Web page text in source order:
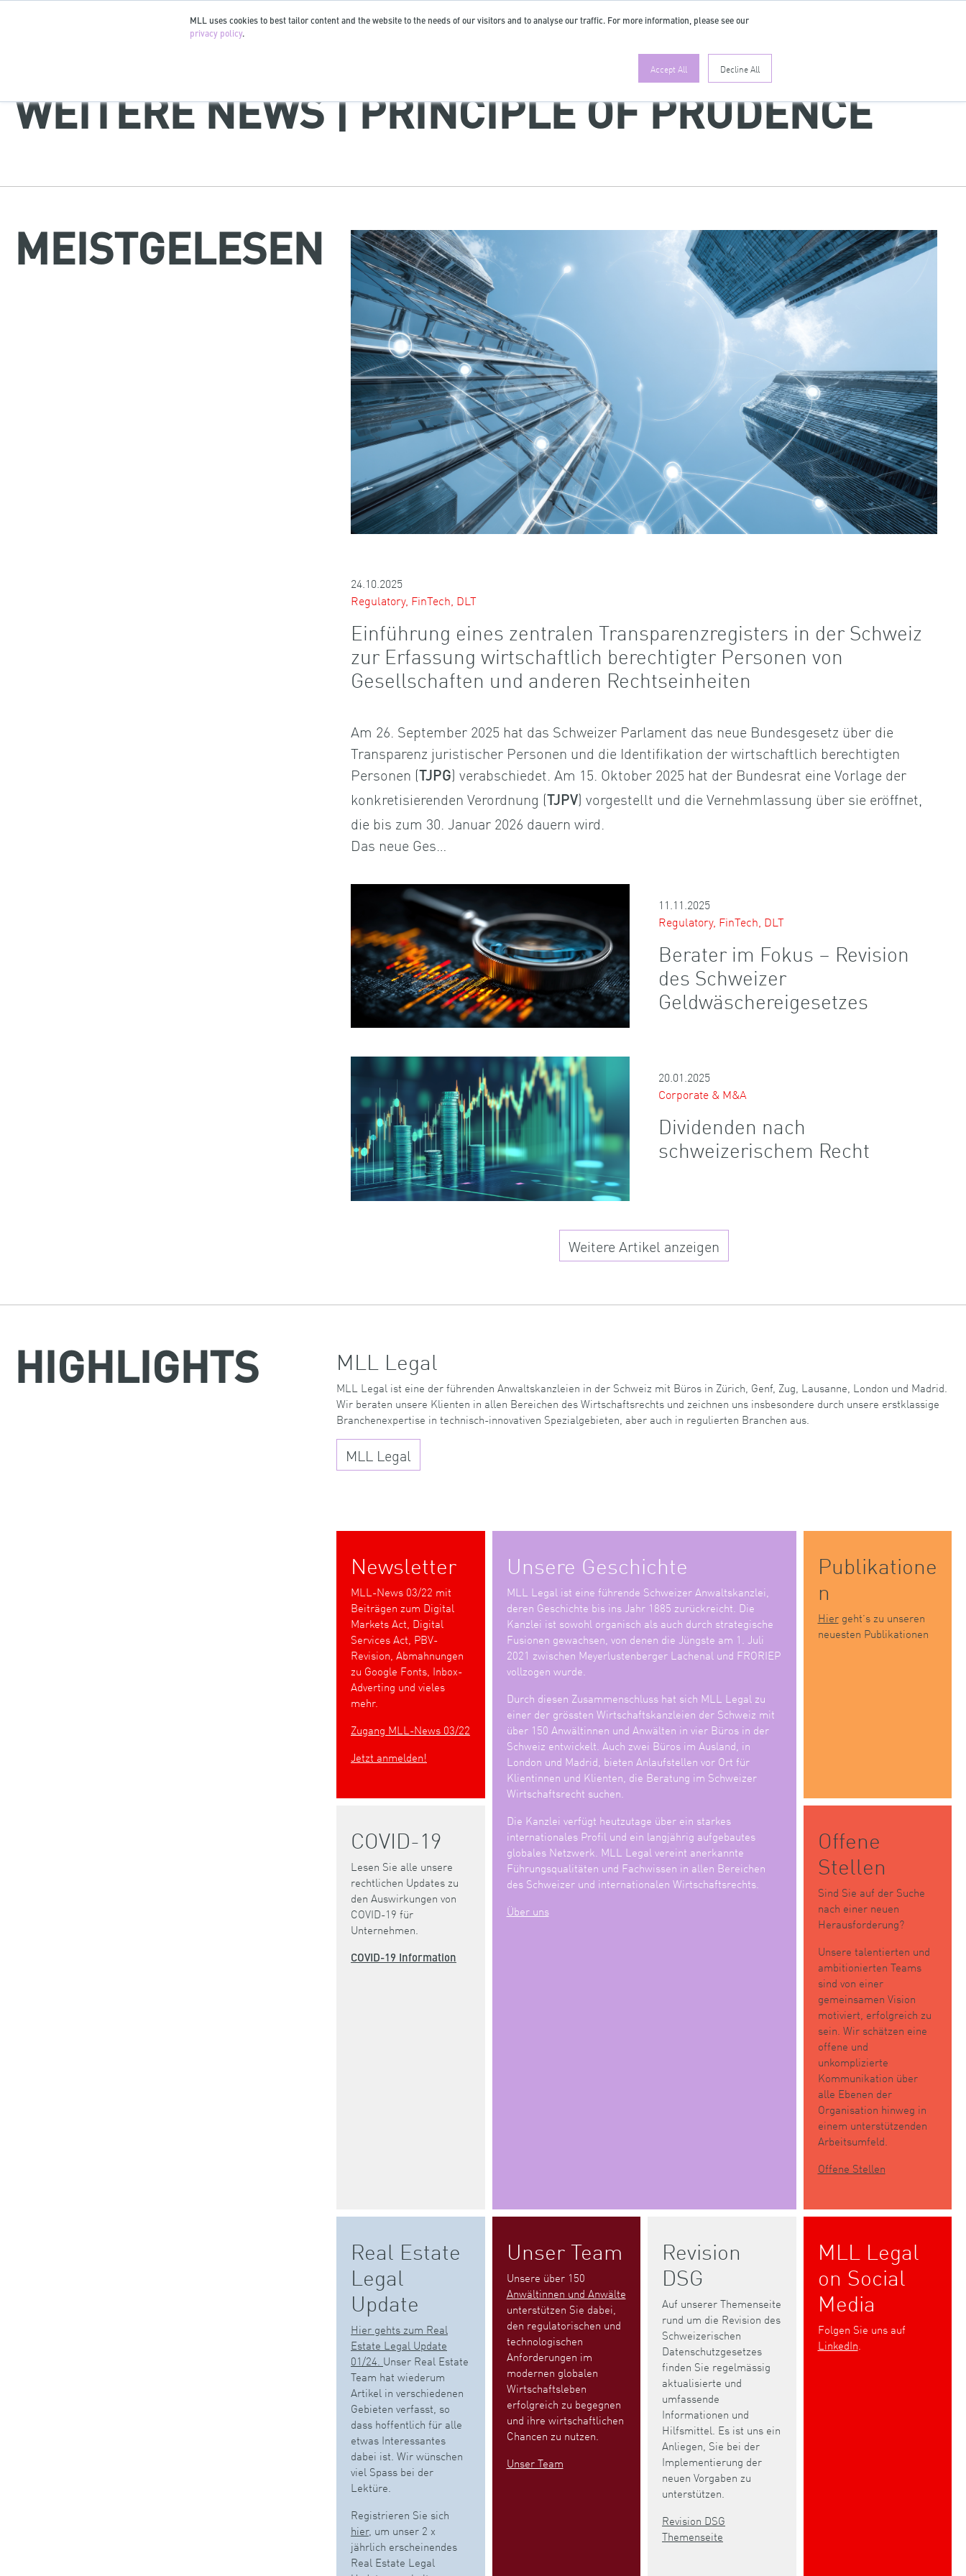
MLL uses cookies to best tailor content and the website to the needs of our visitors and to analyse our traffic. For more information, please see our
privacy policy.
Accept All Decline All
WEITERE NEWS | PRINCIPLE OF PRUDENCE
MEISTGELESEN
24.10.2025
Regulatory, FinTech, DLT
Einführung eines zentralen Transparenzregisters in der Schweiz
zur Erfassung wirtschaftlich berechtigter Personen von
Gesellschaften und anderen Rechtseinheiten
Am 26. September 2025 hat das Schweizer Parlament das neue Bundesgesetz über die
Transparenz juristischer Personen und die Identifikation der wirtschaftlich berechtigten
Personen ( TJPG) verabschiedet. Am 15. Oktober 2025 hat der Bundesrat eine Vorlage der
konkretisierenden Verordnung ( TJPV) vorgestellt und die Vernehmlassung über sie eröffnet,
die bis zum 30. Januar 2026 dauern wird.
Das neue Ges…
11.11.2025
Regulatory, FinTech, DLT
Berater im Fokus – Revision
des Schweizer
Geldwäschereigesetzes
20.01.2025
Corporate & M&A
Dividenden nach
schweizerischem Recht
Weitere Artikel anzeigen
HIGHLIGHTS MLL Legal
MLL Legal ist eine der führenden Anwaltskanzleien in der Schweiz mit Büros in Zürich, Genf, Zug, Lausanne, London und Madrid.
Wir beraten unsere Klienten in allen Bereichen des Wirtschaftsrechts und zeichnen uns insbesondere durch unsere erstklassige
Branchenexpertise in technisch-innovativen Spezialgebieten, aber auch in regulierten Branchen aus.
MLL Legal
Newsletter
MLL-News 03/22 mit
Beiträgen zum Digital
Markets Act, Digital
Services Act, PBV-
Revision, Abmahnungen
zu Google Fonts, Inbox-
Adverting und vieles
mehr.
Zugang MLL-News 03/22
Jetzt anmelden!
Unsere Geschichte
MLL Legal ist eine führende Schweizer Anwaltskanzlei,
deren Geschichte bis ins Jahr 1885 zurückreicht. Die
Kanzlei ist sowohl organisch als auch durch strategische
Fusionen gewachsen, von denen die Jüngste am 1. Juli
2021 zwischen Meyerlustenberger Lachenal und FRORIEP
vollzogen wurde.
Durch diesen Zusammenschluss hat sich MLL Legal zu
einer der grössten Wirtschaftskanzleien der Schweiz mit
über 150 Anwältinnen und Anwälten in vier Büros in der
Schweiz entwickelt. Auch zwei Büros im Ausland, in
London und Madrid, bieten Anlaufstellen vor Ort für
Klientinnen und Klienten, die Beratung im Schweizer
Wirtschaftsrecht suchen.
Die Kanzlei verfügt heutzutage über ein starkes
internationales Profil und ein langjährig aufgebautes
globales Netzwerk. MLL Legal vereint anerkannte
Führungsqualitäten und Fachwissen in allen Bereichen
des Schweizer und internationalen Wirtschaftsrechts.
Über uns
Publikatione
n
Hiergeht’s zu unseren
neuesten Publikationen
COVID-19
Lesen Sie alle unsere
rechtlichen Updates zu
den Auswirkungen von
COVID-19 für
Unternehmen.
COVID-19 Information
Offene
Stellen
Sind Sie auf der Suche
nach einer neuen
Herausforderung?
Unsere talentierten und
ambitionierten Teams
sind von einer
gemeinsamen Vision
motiviert, erfolgreich zu
sein. Wir schätzen eine
offene und
unkomplizierte
Kommunikation über
alle Ebenen der
Organisation hinweg in
einem unterstützenden
Arbeitsumfeld.
Offene Stellen
Real Estate
Legal
Update
Hier gehts zum Real
Estate Legal Update
01/24. Unser Real Estate
Team hat wiederum
Artikel in verschiedenen
Gebieten verfasst, so
dass hoffentlich für alle
etwas Interessantes
dabei ist. Wir wünschen
viel Spass bei der
Lektüre.
Registrieren Sie sich
hier, um unser 2 x
jährlich erscheinendes
Real Estate Legal
Unser Team
Unsere über 150
Anwältinnen und Anwälte
unterstützen Sie dabei,
den regulatorischen und
technologischen
Anforderungen im
modernen globalen
Wirtschaftsleben
erfolgreich zu begegnen
und ihre wirtschaftlichen
Chancen zu nutzen.
Unser Team
Revision
DSG
Auf unserer Themenseite
rund um die Revision des
Schweizerischen
Datenschutzgesetzes
finden Sie regelmässig
aktualisierte und
umfassende
Informationen und
Hilfsmittel. Es ist uns ein
Anliegen, Sie bei der
Implementierung der
neuen Vorgaben zu
unterstützen.
Revision DSG
Themenseite
MLL Legal
on Social
Media
Folgen Sie uns auf
LinkedIn.